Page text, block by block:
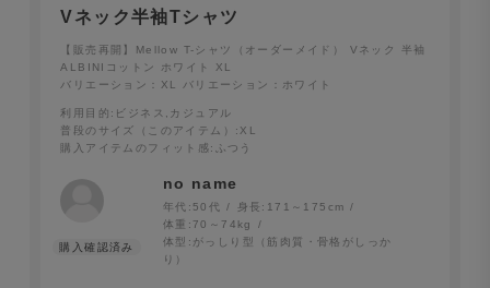
Vネック半袖Tシャツ
【販売再開】Mellow T-シャツ（オーダーメイド） Vネック 半袖
ALBINIコットン ホワイト XL
バリエーション：XL
バリエーション：ホワイト
利用目的 :ビジネス,カジュアル
普段のサイズ（このアイテム） :XL
購入アイテムのフィット感:ふつう
no name
年代: 50代 身長: 171～175cm
体重: 70～74kg
体型: がっしり型（筋肉質・骨格がしっか
り）